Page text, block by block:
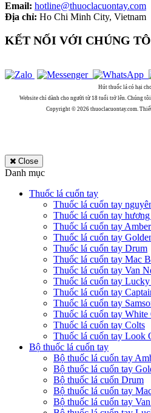
Email: hotline@thuoclacuontay.com
Địa chỉ: Ho Chi Minh City, Vietnam
KẾT NỐI VỚI CHÚNG
Hút thuốc lá có hại
Website chỉ dành cho người từ 18 tuổi trở lên. Chúng
Copyright © 2026 thuoclacuontay.com.
Close
Danh mục
Thuốc lá cuốn tay
Thuốc lá cuốn tay
Thuốc lá cuốn tay
Thuốc lá cuốn tay
Thuốc lá cuốn tay
Thuốc lá cuốn tay Drum
Thuốc lá cuốn tay Mac
Thuốc lá cuốn tay Van
Thuốc lá cuốn tay
Thuốc lá cuốn tay
Thuốc lá cuốn tay
Thuốc lá cuốn tay White
Thuốc lá cuốn tay Colts
Thuốc lá cuốn tay Look
Bộ thuốc lá cuốn tay
Bộ thuốc lá cuốn tay
Bộ thuốc lá cuốn tay
Bộ thuốc lá cuốn Drum
Bộ thuốc lá cuốn tay
Bộ thuốc lá cuốn tay